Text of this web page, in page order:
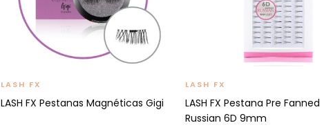
LASH FX
LASH FX Pestanas Magnéticas Gigi
LASH FX
LASH FX Pestana Pre Fanned
Russian 6D 9mm